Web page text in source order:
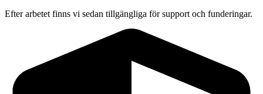
Efter arbetet finns vi sedan tillgängliga för support och funderingar.